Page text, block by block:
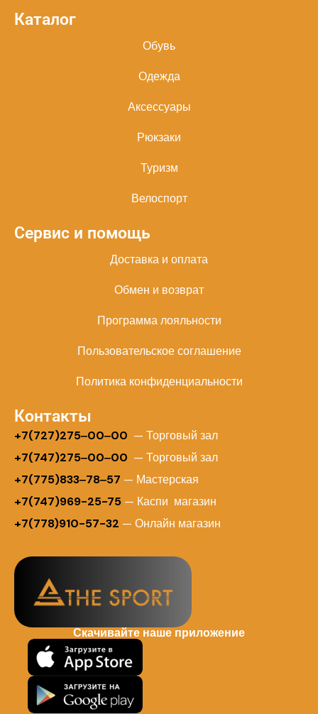
Каталог
Обувь
Одежда
Аксессуары
Рюкзаки
Туризм
Велоспорт
Сервис и помощь
Доставка и оплата
Обмен и возврат
Программа лояльности
Пользовательское соглашение
Политика конфиденциальности
Контакты
+7(727)275‒00‒00 — Торговый зал
+7(747)275‒00‒00 — Торговый зал
+7(775)833‒78‒57 — Мастерская
+7(747)969-25-75 — Каспи магазин
+7(778)910-57-32 — Онлайн магазин
Скачивайте наше приложение